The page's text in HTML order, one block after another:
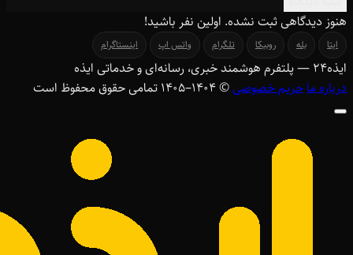
هنوز دیدگاهی ثبت نشده. اولین نفر باشید!
ایتا بله روبیکا تلگرام واتس اپ اینستاگرام
ایذه۲۴ — پلتفرم هوشمند خبری، رسانه‌ای و خدماتی ایذه
درباره ماحریم خصوصی© ۱۴۰۴–1405 تمامی حقوق محفوظ است